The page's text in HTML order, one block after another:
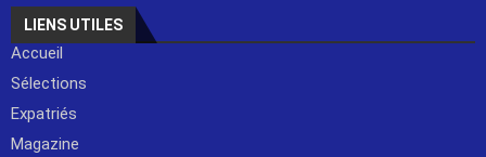
LIENS UTILES
Accueil
Sélections
Expatriés
Magazine